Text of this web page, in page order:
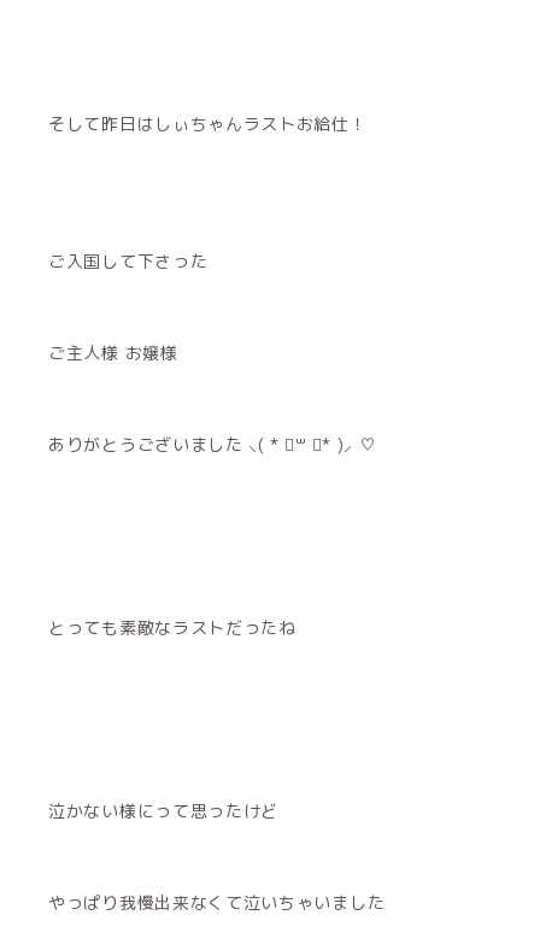
そして昨日はしぃちゃんラストお給仕！
ご入国して下さった
ご主人様 お嬢様
ありがとうございました ⸜( * ॑꒳ ॑* )⸝ ♡
とっても素敵なラストだったね
泣かない様にって思ったけど
やっぱり我慢出来なくて泣いちゃいました